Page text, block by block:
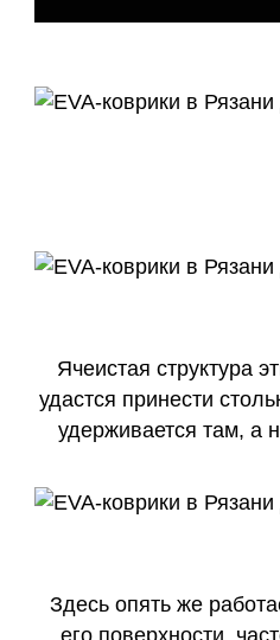
Ячеистая структура
удастся принести
удерживается там, а
Здесь опять же